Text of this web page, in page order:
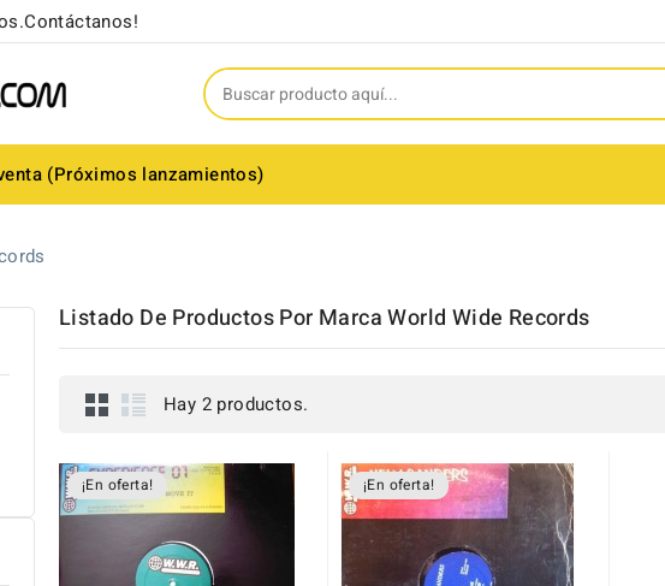
(Próximos lanzamientos)
Listado De Productos Por Marca World Wide Records
Hay 2 productos.
¡En oferta! ¡En oferta!